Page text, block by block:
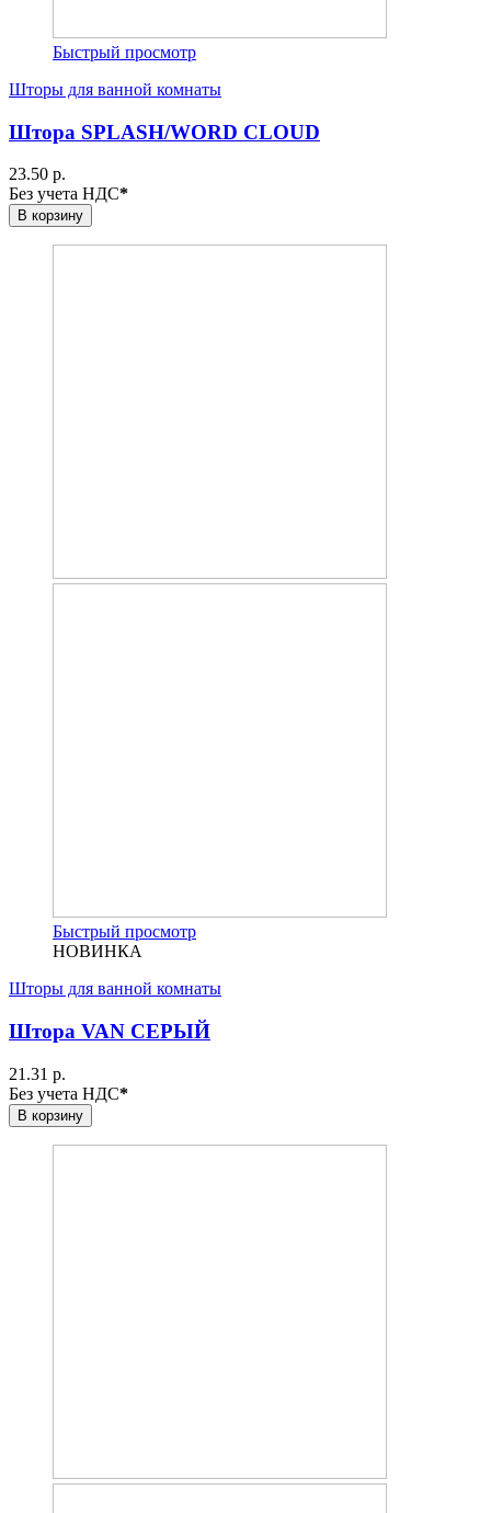
Быстрый просмотр
Шторы для ванной комнаты
Штора SPLASH/WORD CLOUD
23.50 р.
Без учета НДС*
В корзину
Быстрый просмотр
НОВИНКА
Шторы для ванной комнаты
Штора VAN СЕРЫЙ
21.31 р.
Без учета НДС*
В корзину